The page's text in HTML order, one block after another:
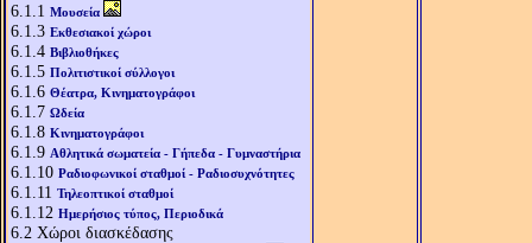
6.1.1 Μουσεία
6.1.3 Εκθεσιακοί χώροι
6.1.4 Βιβλιοθήκες
6.1.5 Πολιτιστικοί σύλλογοι
6.1.6 Θέατρα, Κινηματογράφοι
6.1.7 Ωδεία
6.1.8 Κινηματογράφοι
6.1.9 Αθλητικά σωματεία - Γήπεδα - Γυμναστήρια
6.1.10 Ραδιοφωνικοί σταθμοί - Ραδιοσυχνότητες
6.1.11 Τηλεοπτικοί σταθμοί
6.1.12 Ημερήσιος τύπος, Περιοδικά
6.2 Χώροι διασκέδασης